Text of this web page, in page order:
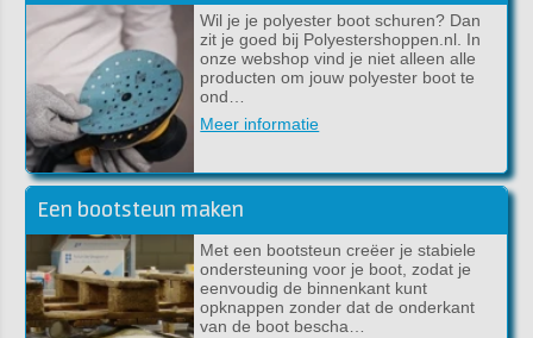
Wil je je polyester boot schuren? Dan
zit je goed bij Polyestershoppen.nl. In
onze webshop vind je niet alleen alle
producten om jouw polyester boot te
ond…
Meer informatie
Een bootsteun maken
Met een bootsteun creëer je stabiele
ondersteuning voor je boot, zodat je
eenvoudig de binnenkant kunt
opknappen zonder dat de onderkant
van de boot bescha…